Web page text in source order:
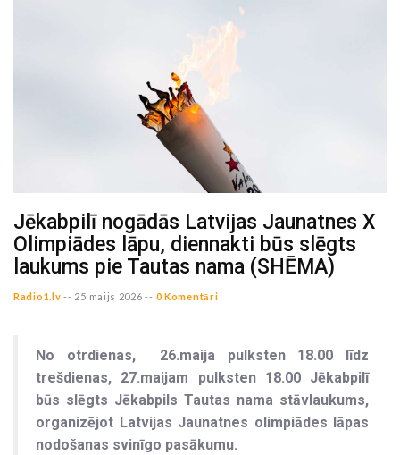
Jēkabpilī nogādās Latvijas Jaunatnes X
Olimpiādes lāpu, diennakti būs slēgts
laukums pie Tautas nama (SHĒMA)
Radio1.lv -- 25 maijs 2026 -- 0 Komentāri
No otrdienas, 26.maija pulksten 18.00 līdz
trešdienas, 27.maijam pulksten 18.00 Jēkabpilī
būs slēgts Jēkabpils Tautas nama stāvlaukums,
organizējot Latvijas Jaunatnes olimpiādes lāpas
nodošanas svinīgo pasākumu.